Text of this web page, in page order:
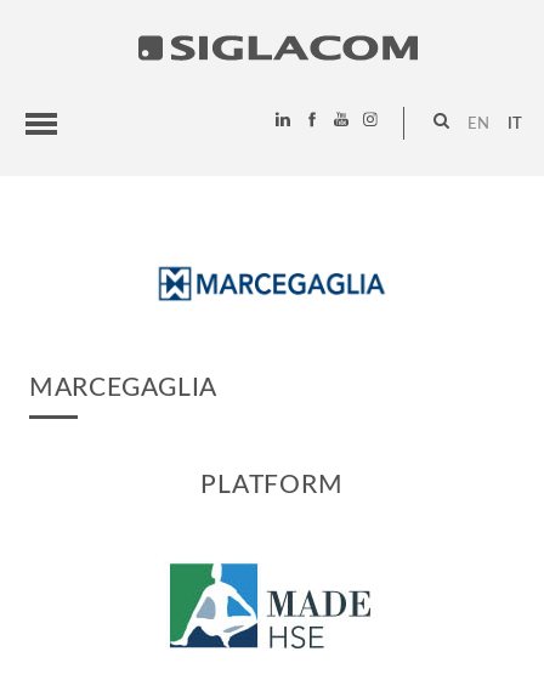
EN
MARCEGAGLIA
PLATFORM